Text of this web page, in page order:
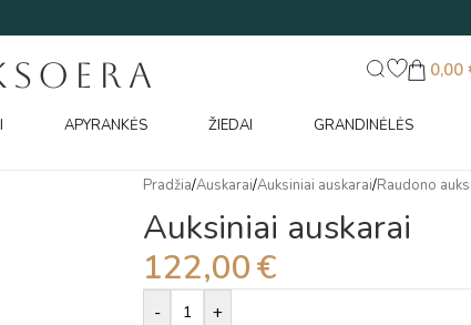
0,00
APYRANKĖS ŽIEDAI GRANDINĖLĖS
Pradžia/Auskarai/Auksiniai auskarai/Raudono
Auksiniai auskarai
122,00€
- +
Alternative: